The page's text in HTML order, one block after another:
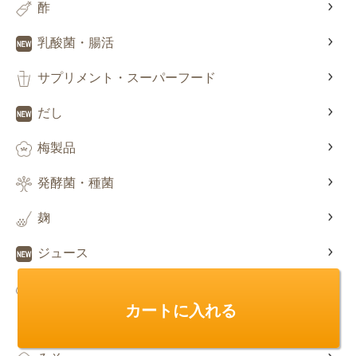
カートに入れる
酢
乳酸菌・腸活
サプリメント・スーパーフード
だし
梅製品
発酵菌・種菌
麹
ジュース